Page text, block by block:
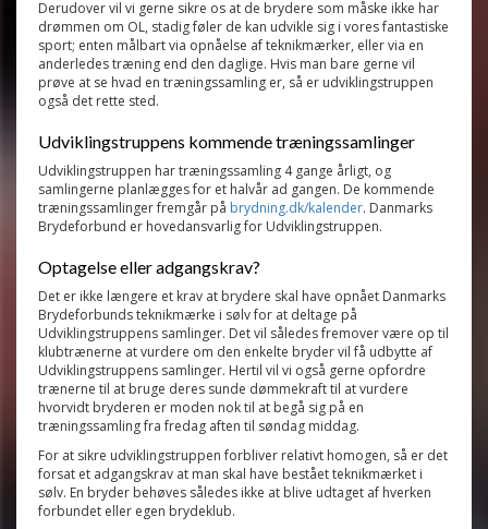
Derudover vil vi gerne sikre os at de brydere som måske ikke har
drømmen om OL, stadig føler de kan udvikle sig i vores fantastiske
sport; enten målbart via opnåelse af teknikmærker, eller via en
anderledes træning end den daglige. Hvis man bare gerne vil
prøve at se hvad en træningssamling er, så er udviklingstruppen
også det rette sted.
Udviklingstruppens kommende træningssamlinger
Udviklingstruppen har træningssamling 4 gange årligt, og
samlingerne planlægges for et halvår ad gangen. De kommende
træningssamlinger fremgår på brydning.dk/kalender. Danmarks
Brydeforbund er hovedansvarlig for Udviklingstruppen.
Optagelse eller adgangskrav?
Det er ikke længere et krav at brydere skal have opnået Danmarks
Brydeforbunds teknikmærke i sølv for at deltage på
Udviklingstruppens samlinger. Det vil således fremover være op til
klubtrænerne at vurdere om den enkelte bryder vil få udbytte af
Udviklingstruppens samlinger. Hertil vil vi også gerne opfordre
trænerne til at bruge deres sunde dømmekraft til at vurdere
hvorvidt bryderen er moden nok til at begå sig på en
træningssamling fra fredag aften til søndag middag.
For at sikre udviklingstruppen forbliver relativt homogen, så er det
forsat et adgangskrav at man skal have bestået teknikmærket i
sølv. En bryder behøves således ikke at blive udtaget af hverken
forbundet eller egen brydeklub.